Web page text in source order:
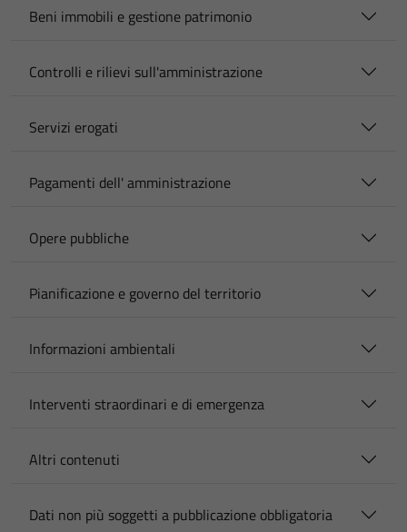
Beni immobili e gestione patrimonio
Controlli e rilievi sull'amministrazione
Servizi erogati
Pagamenti dell' amministrazione
Opere pubbliche
Pianificazione e governo del territorio
Informazioni ambientali
Interventi straordinari e di emergenza
Altri contenuti
Dati non più soggetti a pubblicazione obbligatoria